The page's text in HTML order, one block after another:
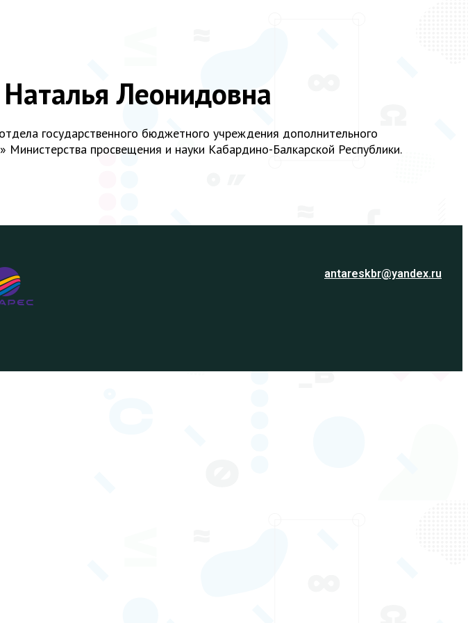
Леонидовна
государственного бюджетного учреждения дополнительного
Министерства просвещения и науки Кабардино-Балкарской Республики.
antareskbr@yandex.ru